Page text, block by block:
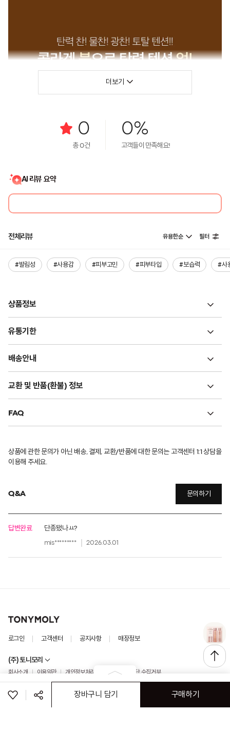
장바구니 담기 구매하기
더보기
0
총0건
0%
고객들이 만족해요!
AI 리뷰 요약
전체리뷰 유용한순 필터
#발림성 #사용감 #피부고민 #피부타입 #보습력 #사
상품정보
유통기한
배송안내
교환 및 반품(환불) 정보
FAQ
상품에 관한 문의가 아닌 배송, 결제, 교환/반품에 대한 문의는 고객센터 1:1 상담을
이용해 주세요.
Q&A 문의하기
답변완료 단종됐나ㅛ?
mis********* 2026.03.01
로그인 고객센터 공지사항 매장정보
(주) 토니모리
회사소개 이용약관 개인정보처리방침
이메일 무단 수집거부
(주)나이스페이 구매안전서비스
가맹점&특판문의
ⓒ TONYMOLY. ALL RIGHTS RESERVED